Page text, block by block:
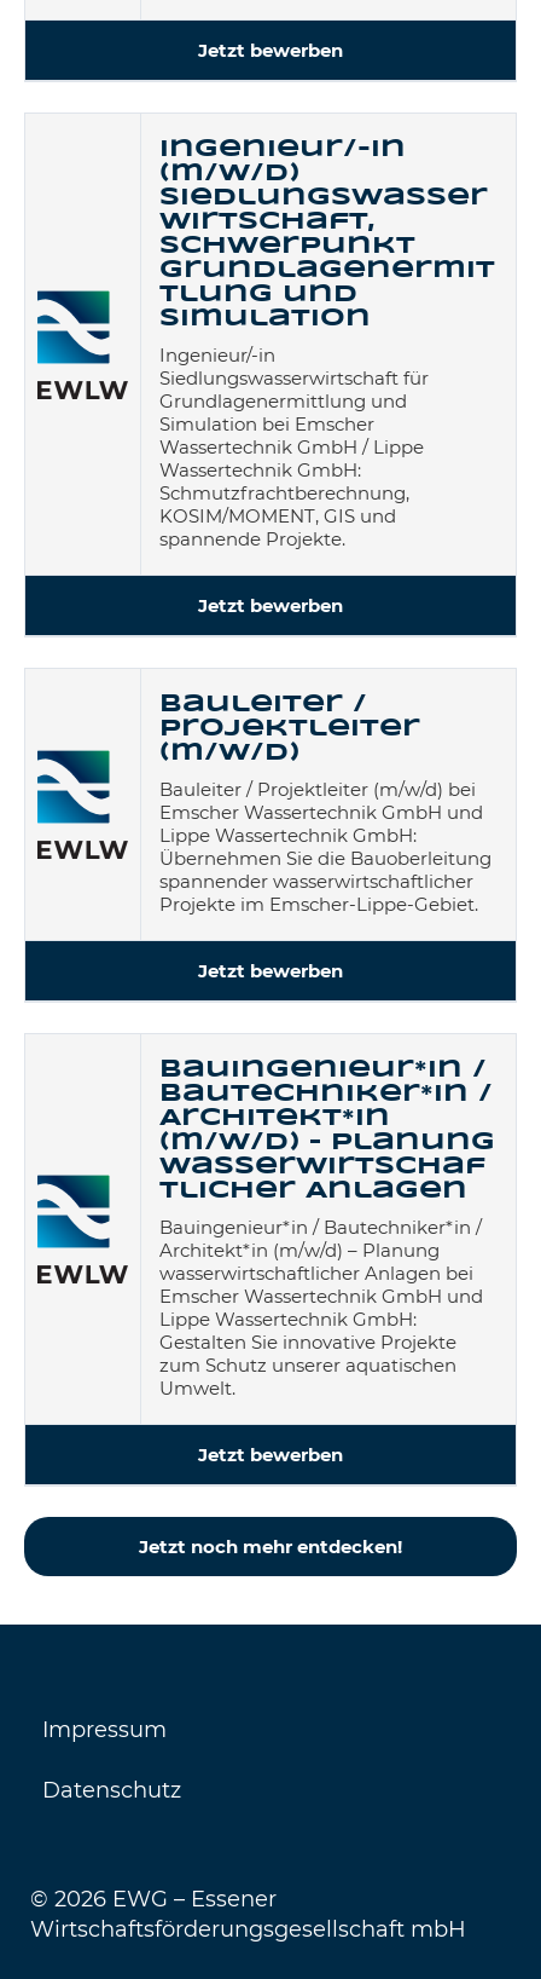
Jetzt bewerben
Ingenieur/-in
(m/w/d)
Siedlungswasser
wirtschaft,
Schwerpunkt
Grundlagenermit
tlung und
Simulation
Ingenieur/-in
Siedlungswasserwirtschaft für
Grundlagenermittlung und
Simulation bei Emscher
Wassertechnik GmbH / Lippe
Wassertechnik GmbH:
Schmutzfrachtberechnung,
KOSIM/MOMENT, GIS und
spannende Projekte.
Jetzt bewerben
Bauleiter /
Projektleiter
(m/w/d)
Bauleiter / Projektleiter (m/w/d) bei
Emscher Wassertechnik GmbH und
Lippe Wassertechnik GmbH:
Übernehmen Sie die Bauoberleitung
spannender wasserwirtschaftlicher
Projekte im Emscher-Lippe-Gebiet.
Jetzt bewerben
Bauingenieur*in /
Bautechniker*in /
Architekt*in
(m/w/d) – Planung
wasserwirtschaf
tlicher Anlagen
Bauingenieur*in / Bautechniker*in /
Architekt*in (m/w/d) – Planung
wasserwirtschaftlicher Anlagen bei
Emscher Wassertechnik GmbH und
Lippe Wassertechnik GmbH:
Gestalten Sie innovative Projekte
zum Schutz unserer aquatischen
Umwelt.
Jetzt bewerben
Jetzt noch mehr entdecken!
Impressum
Datenschutz
© 2026 EWG – Essener
Wirtschaftsförderungsgesellschaft mbH